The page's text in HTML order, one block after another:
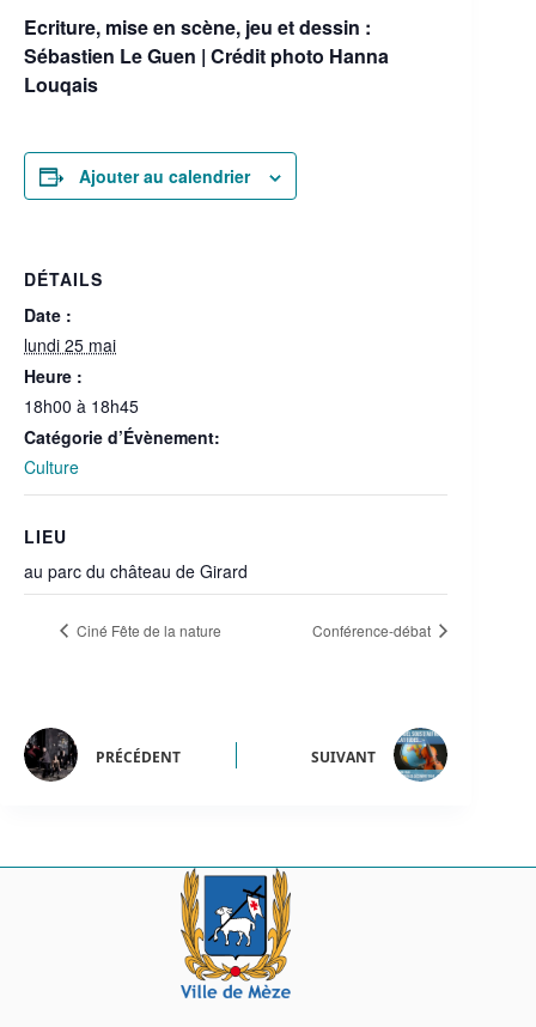
Ecriture, mise en scène, jeu et dessin :
Sébastien Le Guen | Crédit photo Hanna
Louqais
Ajouter au calendrier
DÉTAILS
Date :
lundi 25 mai
Heure :
18h00 à 18h45
Catégorie d’Évènement:
Culture
LIEU
au parc du château de Girard
Ciné Fête de la nature Conférence-débat
PRÉCÉDENT SUIVANT